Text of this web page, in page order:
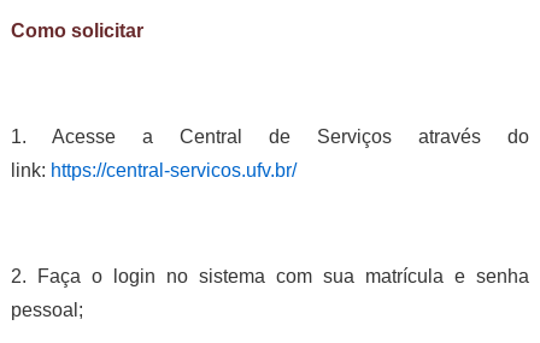
Como solicitar
1. Acesse a Central de Serviços através do
link: https://central-servicos.ufv.br/
2. Faça o login no sistema com sua matrícula e senha
pessoal;